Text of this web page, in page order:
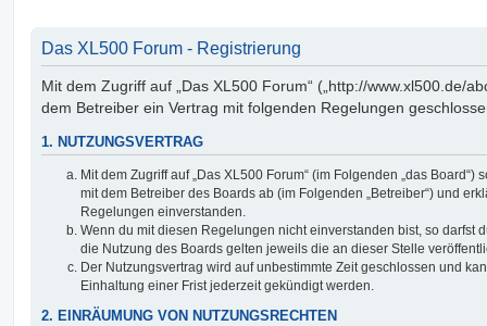
Das XL500 Forum - Registrierung
Mit dem Zugriff auf „Das XL500 Forum“ („http://www.xl500.de/
dem Betreiber ein Vertrag mit folgenden Regelungen
1. NUTZUNGSVERTRAG
Mit dem Zugriff auf „Das XL500 Forum“ (im Folgenden „das
mit dem Betreiber des Boards ab (im Folgenden „Betreiber“) und
Regelungen einverstanden.
Wenn du mit diesen Regelungen nicht einverstanden bist, so darfst
die Nutzung des Boards gelten jeweils die an dieser Stelle
Der Nutzungsvertrag wird auf unbestimmte Zeit geschlossen und
Einhaltung einer Frist jederzeit gekündigt werden.
2. EINRÄUMUNG VON NUTZUNGSRECHTEN